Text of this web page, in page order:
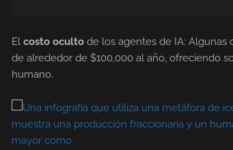
El costo oculto de los agentes de IA:
de alrededor de $100,000 al año, ofreciendo
humano.